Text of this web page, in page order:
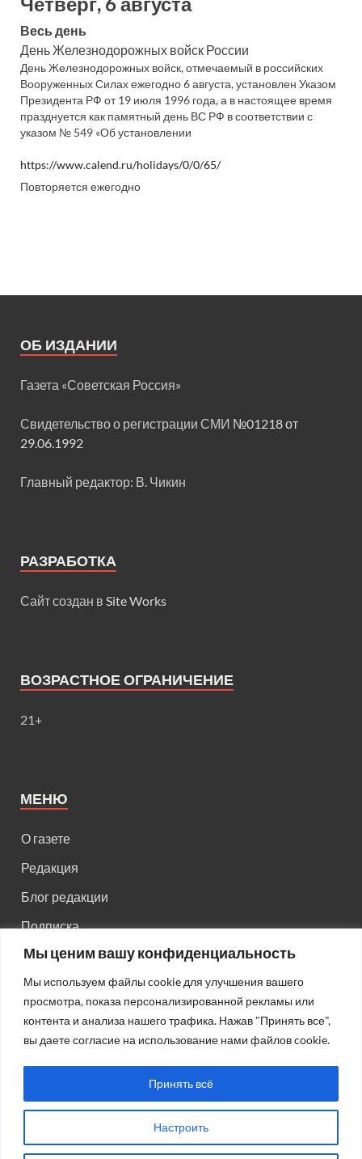
Мы ценим вашу конфиденциальность
Мы используем файлы cookie для улучшения вашего
просмотра, показа персонализированной рекламы или
контента и анализа нашего трафика. Нажав "Принять все",
вы даете согласие на использование нами файлов cookie.
Настроить
Принять всё
Весь день
День Железнодорожных войск России
День Железнодорожных войск, отмечаемый в российских
Вооруженных Силах ежегодно 6 августа, установлен Указом
Президента РФ от 19 июля 1996 года, а в настоящее время
празднуется как памятный день ВС РФ в соответствии с
указом № 549 «Об установлении
https://www.calend.ru/holidays/0/0/65/
Повторяется ежегодно
ОБ ИЗДАНИИ
Газета «Советская Россия»
Свидетельство о регистрации СМИ №01218 от
29.06.1992
Главный редактор: В. Чикин
РАЗРАБОТКА
Сайт создан в Site Works
ВОЗРАСТНОЕ ОГРАНИЧЕНИЕ
21+
МЕНЮ
О газете
Редакция
Блог редакции
Подписка
Правила поведения на сайте
Реклама
Старый сайт
Старый HTML сайт